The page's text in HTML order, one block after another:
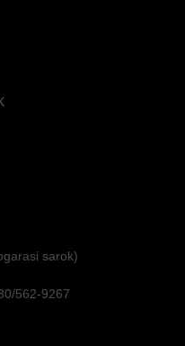
sarok)
562-9267